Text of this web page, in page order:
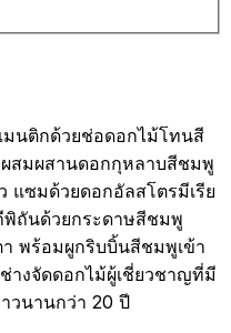
นติกด้วยช่อดอกไม้โทนสี
สมผสานดอกกุหลาบสีชมพู
แซมด้วยดอกอัลสโตรมีเรีย
พิถันด้วยกระดาษสีชมพู
พร้อมผูกริบบิ้นสีชมพูเข้า
างจัดดอกไม้ผู้เชี่ยวชาญที่มี
วนานกว่า 20 ปี